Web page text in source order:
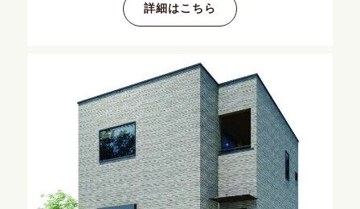
詳細はこちら